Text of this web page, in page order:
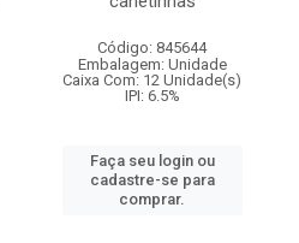
Código: 845644
Embalagem: Unidade
Caixa Com: 12 Unidade(s)
IPI: 6.5%
Faça seu login ou
cadastre-se para
comprar.